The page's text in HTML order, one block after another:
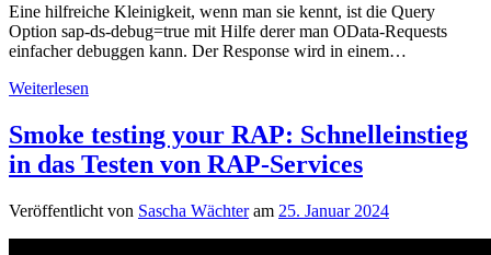
Eine hilfreiche Kleinigkeit, wenn man sie kennt, ist die Query
Option sap-ds-debug=true mit Hilfe derer man OData-Requests
einfacher debuggen kann. Der Response wird in einem…
Weiterlesen
besser
Testen
mit
URL-
Parameter
sap-
Smoke testing your RAP: Schnelleinstieg
in das Testen von RAP-Services
Veröffentlicht von Sascha Wächteram 25. Januar 2024